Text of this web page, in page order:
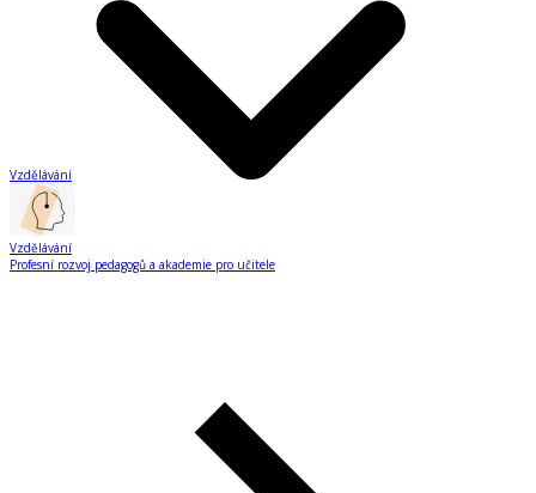
Vzdělávání
Vzdělávání
Profesní rozvoj pedagogů a akademie pro učitele